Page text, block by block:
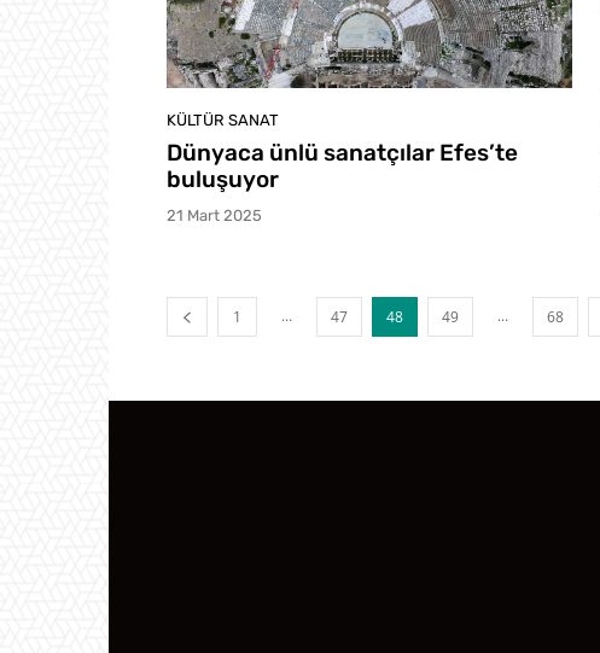
KÜLTÜR SANAT
Dünyaca ünlü sanatçılar Efes’te
buluşuyor
21 Mart 2025
1 ... 47 48 49 ... 68